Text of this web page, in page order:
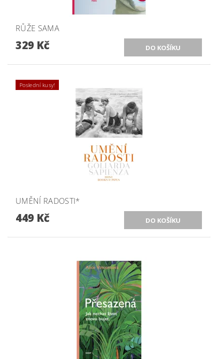
RŮŽE SAMA
329 Kč
Poslední kusy!
UMĚNÍ RADOSTI*
449 Kč